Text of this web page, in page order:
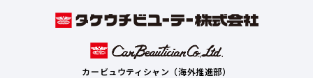
カービュウティシャン（海外推進部）